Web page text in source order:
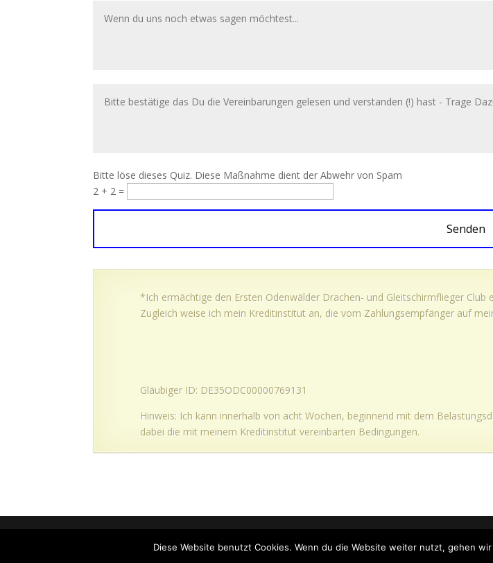
Bitte löse dieses Quiz. Diese Maßnahme dient der Abwehr von Spam
2 + 2 =
*Ich ermächtige den Ersten Odenwälder Drachen- und Gleitschirmflieger
Zugleich weise ich mein Kreditinstitut an, die vom Zahlungsempfänger auf
Gläubiger ID: DE35ODC00000769131
Hinweis: Ich kann innerhalb von acht Wochen, beginnend mit dem
dabei die mit meinem Kreditinstitut vereinbarten Bedingungen.
> mit freundlicher Unterstützung derSpruck IT Service GmbH
Diese Website benutzt Cookies. Wenn du die Website weiter nutzt, gehen